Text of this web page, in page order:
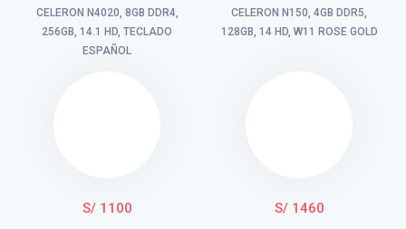
CELERON N4020, 8GB DDR4,
256GB, 14.1 HD, TECLADO
ESPAÑOL
CELERON N150, 4GB DDR5,
128GB, 14 HD, W11 ROSE GOLD
S/ 1100 S/ 1460